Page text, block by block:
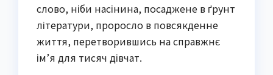
слово, ніби насінина, посаджене в ґрунт
літератури, проросло в повсякденне
життя, перетворившись на справжнє
ім’я для тисяч дівчат.